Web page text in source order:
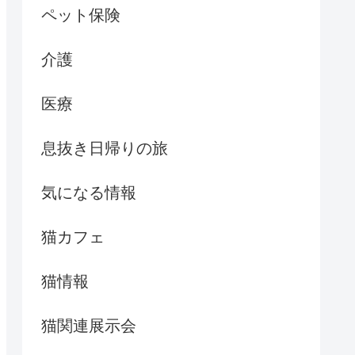
ペット保険
介護
医療
息抜き日帰りの旅
気になる情報
猫カフェ
猫情報
猫関連展示会